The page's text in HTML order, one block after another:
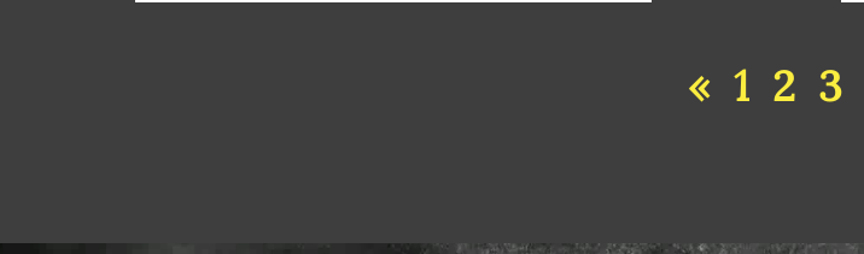
« 1 2 3